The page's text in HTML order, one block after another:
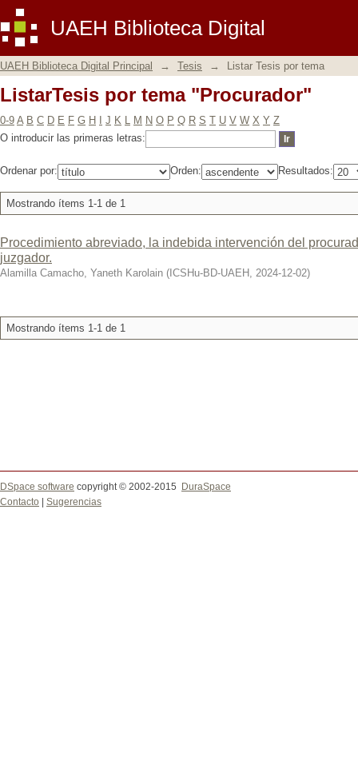
UAEH Biblioteca Digital
ListarTesis por tema "Procurador"
UAEH Biblioteca Digital Principal → Tesis → Listar Tesis por tema
ListarTesis por tema "Procurador"
0-9 A B C D E F G H J K L M N O P Q R S T U V W X Y Z
O introducir las primeras letras:
Ordenar por: Orden: Resultados:
Mostrando ítems 1-1 de 1
Procedimiento abreviado, la indebida intervención del
juzgador.
Alamilla Camacho, Yaneth Karolain ( ICSHu-BD-UAEH , 2024-12-02)
Mostrando ítems 1-1 de 1
DSpace software copyright © 2002-2015
DuraSpace
Contacto
Sugerencias